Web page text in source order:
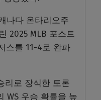
나다 온타리오주
2025 MLB 포스트
스를 11-4로 완파
리로 장식한 토론
WS 우승 확률을 높